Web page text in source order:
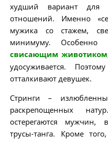
худший вариант для
отношений. Именно
мужика со стажем,
минимуму. Особенно
свисающим
удосуживается.
отталкивают девушек.
Стринги –
раскрепощенных
остерегаются
трусы-танга. Кроме